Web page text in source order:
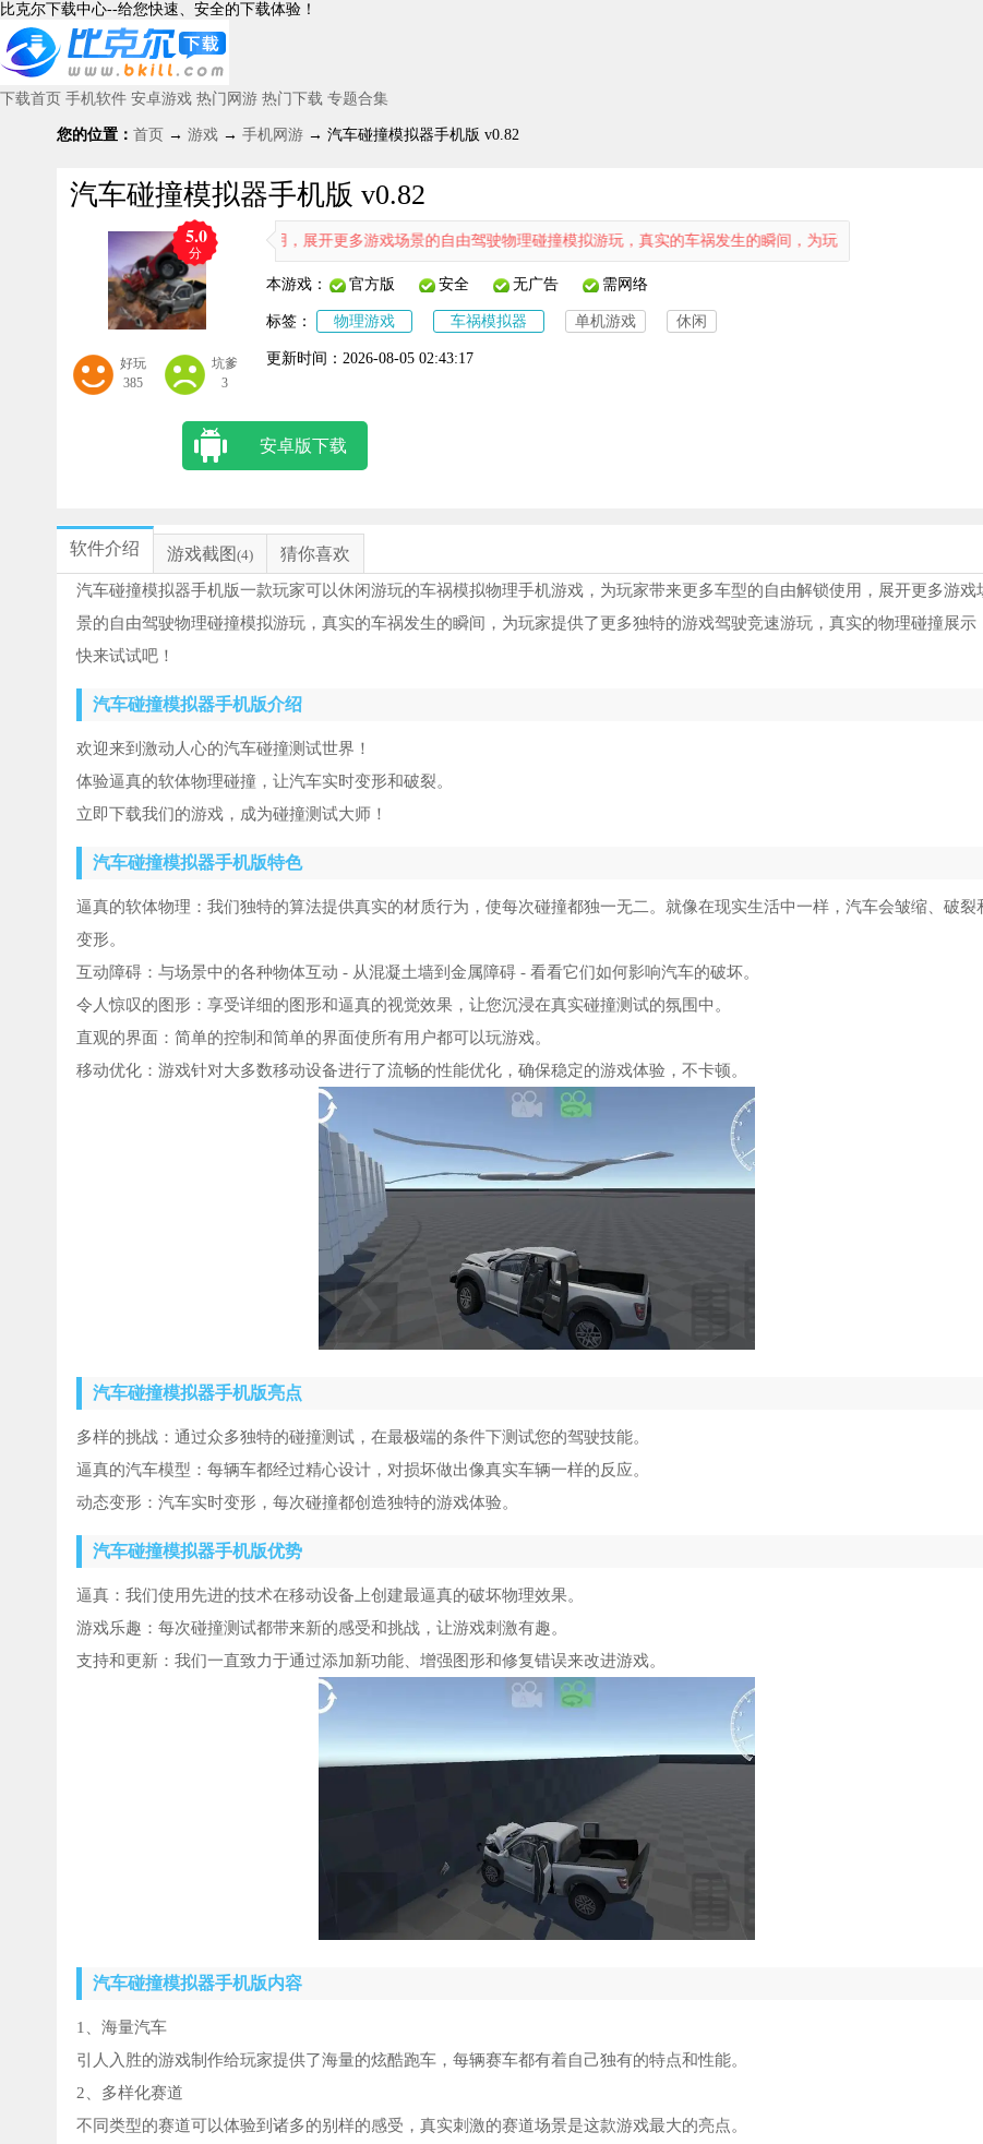
比克尔下载中心--给您快速、安全的下载体验！
下载首页 手机软件 安卓游戏 热门网游 热门下载 专题合集
您的位置： 首页 → 游戏 → 手机网游 → 汽车碰撞模拟器手机版 v0.82
汽车碰撞模拟器手机版 v0.82
5.0
分
好玩
385
坑爹
3
带来更多车型的自由解锁使用，展开更多游戏场景的自由驾驶物理碰撞模拟游玩，真实的车祸发生的瞬间，为玩家提供了更多独特的游戏驾驶
本游戏： 官方版 安全 无广告 需网络
标签： 物理游戏 车祸模拟器 单机游戏 休闲
更新时间： 2026-08-05 02:43:17
安卓版下载
软件介绍 游戏截图 (4) 猜你喜欢
汽车碰撞模拟器手机版一款玩家可以休闲游玩的车祸模拟物理手机游戏，为玩家带来更多车型的自由解锁使用，展开更多游戏
景的自由驾驶物理碰撞模拟游玩，真实的车祸发生的瞬间，为玩家提供了更多独特的游戏驾驶竞速游玩，真实的物理碰撞展示
快来试试吧！
汽车碰撞模拟器手机版介绍
欢迎来到激动人心的汽车碰撞测试世界！
体验逼真的软体物理碰撞，让汽车实时变形和破裂。
立即下载我们的游戏，成为碰撞测试大师！
汽车碰撞模拟器手机版特色
逼真的软体物理：我们独特的算法提供真实的材质行为，使每次碰撞都独一无二。就像在现实生活中一样，汽车会皱缩、破裂
变形。
互动障碍：与场景中的各种物体互动 - 从混凝土墙到金属障碍 - 看看它们如何影响汽车的破坏。
令人惊叹的图形：享受详细的图形和逼真的视觉效果，让您沉浸在真实碰撞测试的氛围中。
直观的界面：简单的控制和简单的界面使所有用户都可以玩游戏。
移动优化：游戏针对大多数移动设备进行了流畅的性能优化，确保稳定的游戏体验，不卡顿。
汽车碰撞模拟器手机版亮点
多样的挑战：通过众多独特的碰撞测试，在最极端的条件下测试您的驾驶技能。
逼真的汽车模型：每辆车都经过精心设计，对损坏做出像真实车辆一样的反应。
动态变形：汽车实时变形，每次碰撞都创造独特的游戏体验。
汽车碰撞模拟器手机版优势
逼真：我们使用先进的技术在移动设备上创建最逼真的破坏物理效果。
游戏乐趣：每次碰撞测试都带来新的感受和挑战，让游戏刺激有趣。
支持和更新：我们一直致力于通过添加新功能、增强图形和修复错误来改进游戏。
汽车碰撞模拟器手机版内容
1、海量汽车
引人入胜的游戏制作给玩家提供了海量的炫酷跑车，每辆赛车都有着自己独有的特点和性能。
2、多样化赛道
不同类型的赛道可以体验到诸多的别样的感受，真实刺激的赛道场景是这款游戏最大的亮点。